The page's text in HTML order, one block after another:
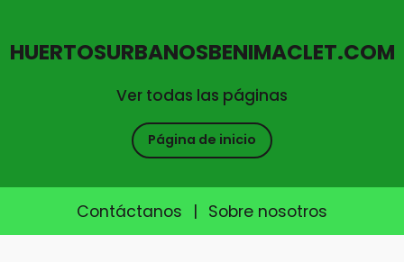
Ver todas las páginas
HUERTOSURBANOSBENIMACLET.COM
Página de inicio
Contáctanos | Sobre nosotros